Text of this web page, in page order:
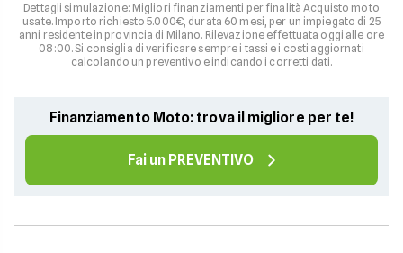
Dettagli simulazione: Migliori finanziamenti per finalità Acquisto moto
usate. Importo richiesto 5.000€, durata 60 mesi, per un impiegato di 25
anni residente in provincia di Milano. Rilevazione effettuata oggi alle ore
08:00. Si consiglia di verificare sempre i tassi e i costi aggiornati
calcolando un preventivo e indicando i corretti dati.
Finanziamento Moto: trova il migliore per te!
Fai un PREVENTIVO